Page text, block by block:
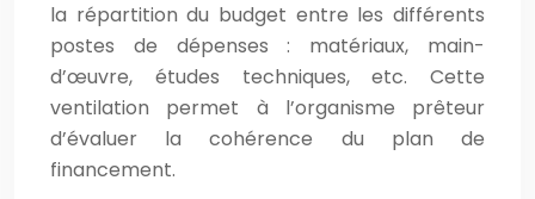
la répartition du budget entre les différents
postes de dépenses : matériaux, main-
d’œuvre, études techniques, etc. Cette
ventilation permet à l’organisme prêteur
d’évaluer la cohérence du plan de
financement.